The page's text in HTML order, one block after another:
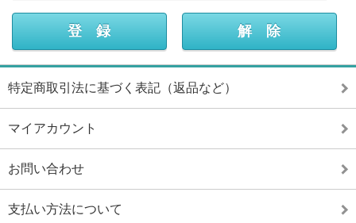
特定商取引法に基づく表記（返品など）
マイアカウント
お問い合わせ
支払い方法について